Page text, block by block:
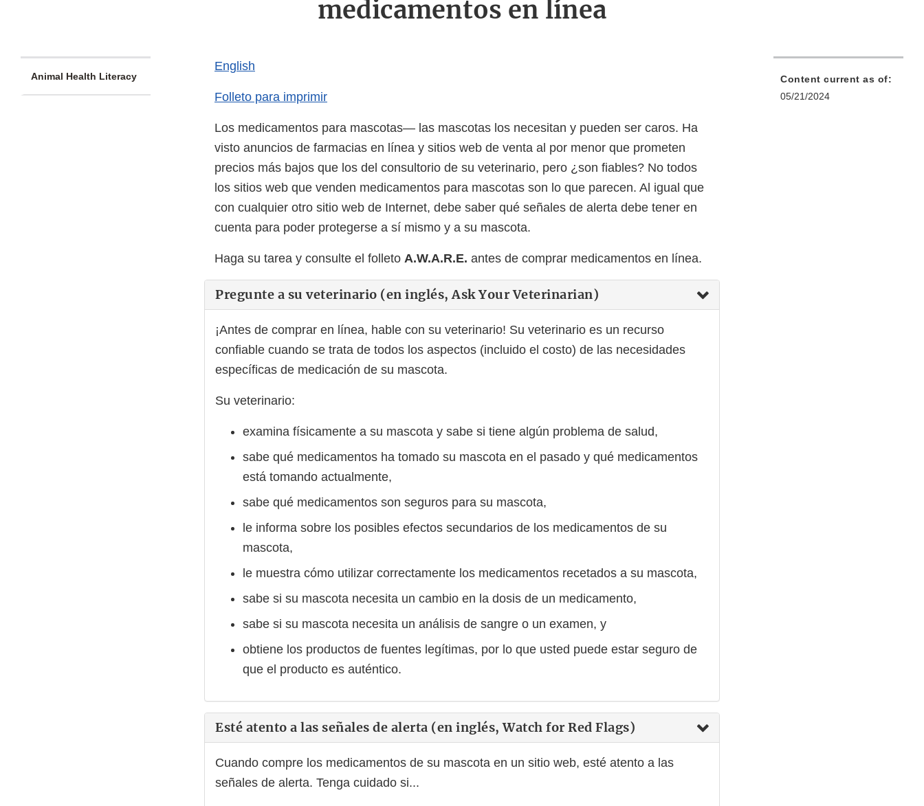
medicamentos en línea
Animal Health Literacy
English
Folleto para imprimir
Los medicamentos para mascotas— las mascotas los necesitan y pueden ser caros. Ha
visto anuncios de farmacias en línea y sitios web de venta al por menor que prometen
precios más bajos que los del consultorio de su veterinario, pero ¿son fiables? No todos
los sitios web que venden medicamentos para mascotas son lo que parecen. Al igual que
con cualquier otro sitio web de Internet, debe saber qué señales de alerta debe tener en
cuenta para poder protegerse a sí mismo y a su mascota.
Haga su tarea y consulte el folleto A.W.A.R.E. antes de comprar medicamentos en línea.
Pregunte a su veterinario (en inglés, Ask Your Veterinarian)
¡Antes de comprar en línea, hable con su veterinario! Su veterinario es un recurso
confiable cuando se trata de todos los aspectos (incluido el costo) de las necesidades
específicas de medicación de su mascota.
Su veterinario:
examina físicamente a su mascota y sabe si tiene algún problema de salud,
sabe qué medicamentos ha tomado su mascota en el pasado y qué medicamentos
está tomando actualmente,
sabe qué medicamentos son seguros para su mascota,
le informa sobre los posibles efectos secundarios de los medicamentos de su
mascota,
le muestra cómo utilizar correctamente los medicamentos recetados a su mascota,
sabe si su mascota necesita un cambio en la dosis de un medicamento,
sabe si su mascota necesita un análisis de sangre o un examen, y
obtiene los productos de fuentes legítimas, por lo que usted puede estar seguro de
que el producto es auténtico.
Esté atento a las señales de alerta (en inglés, Watch for Red Flags)
Cuando compre los medicamentos de su mascota en un sitio web, esté atento a las
señales de alerta. Tenga cuidado si...
Content current as of:
05/21/2024